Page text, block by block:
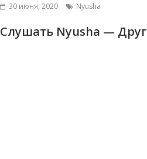
30 июня, 2020 Nyusha
Слушать Nyusha —